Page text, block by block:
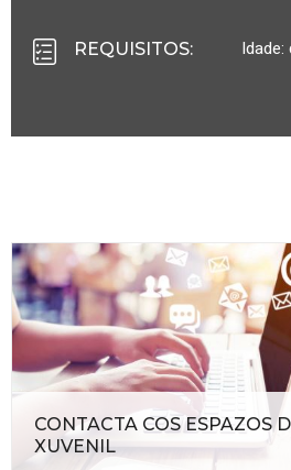
REQUISITOS: Idade:
CONTACTA COS ESPAZOS
XUVENIL